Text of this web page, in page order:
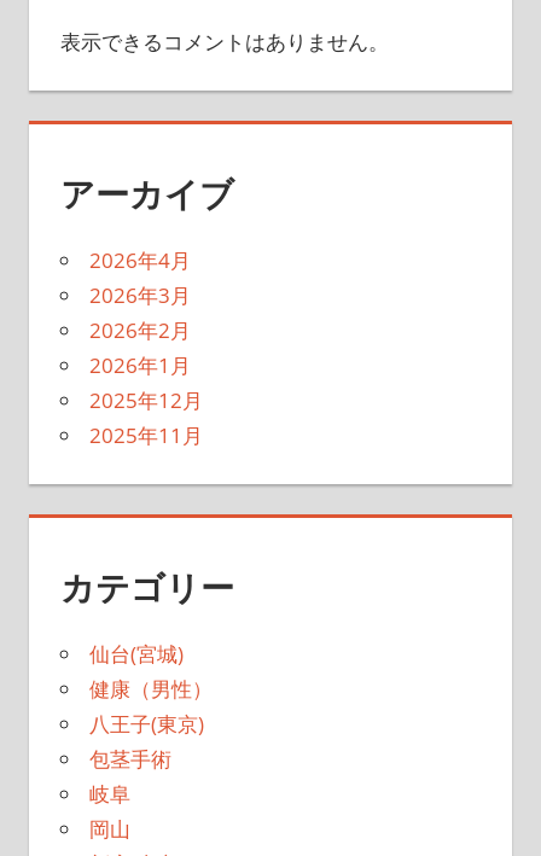
表示できるコメントはありません。
アーカイブ
2026年4月
2026年3月
2026年2月
2026年1月
2025年12月
2025年11月
カテゴリー
仙台(宮城)
健康（男性）
八王子(東京)
包茎手術
岐阜
岡山